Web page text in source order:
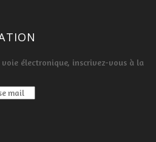
électronique, inscrivez-vous à la